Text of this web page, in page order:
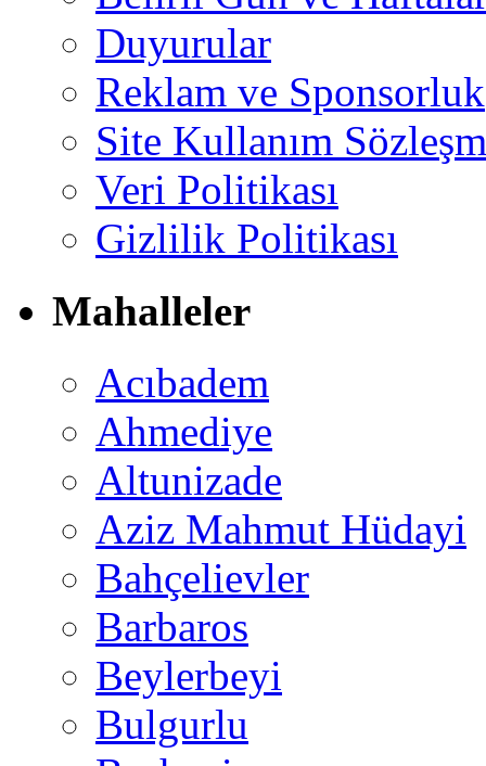
Duyurular
Reklam ve Sponsorluk
Site Kullanım
Veri Politikası
Gizlilik Politikası
Mahalleler
Acıbadem
Ahmediye
Altunizade
Aziz Mahmut Hüdayi
Bahçelievler
Barbaros
Beylerbeyi
Bulgurlu